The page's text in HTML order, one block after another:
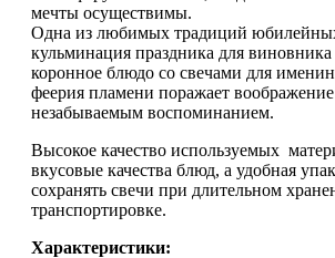
мечты осуществимы.
Одна из любимых традиций
кульминация праздника для виновника
коронное блюдо со свечами для
феерия пламени поражает воображение
незабываемым воспоминанием.
Высокое качество используемых
вкусовые качества блюд, а удобная
сохранять свечи при длительном
транспортировке.
Характеристики: